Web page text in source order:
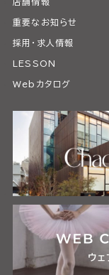
重要なお知らせ
採用・求人情報
LESSON
Webカタログ